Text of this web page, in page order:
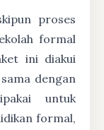
proses
formal
ini diakui
dengan
untuk
formal,